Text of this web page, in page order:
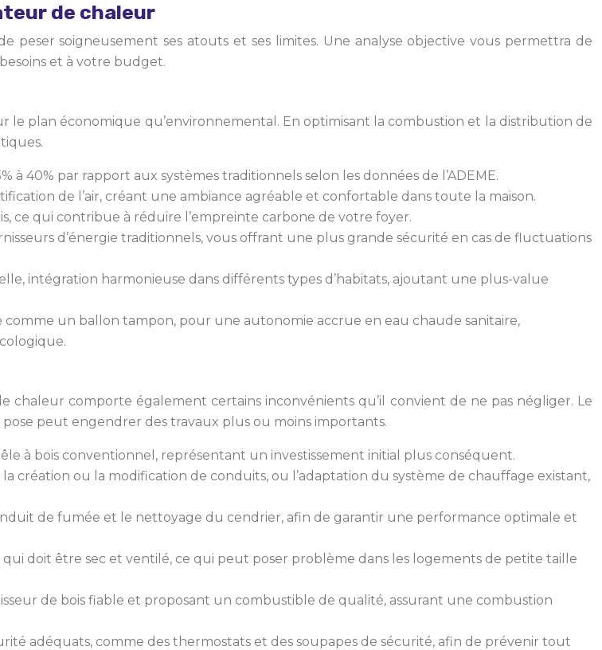
de chaleur
soigneusement ses atouts et ses limites. Une analyse objective vous permettra de
et à votre budget.
plan économique qu’environnemental. En optimisant la combustion et la distribution de
à 40% par rapport aux systèmes traditionnels selon les données de l’ADEME.
de l’air, créant une ambiance agréable et confortable dans toute la maison.
ce qui contribue à réduire l’empreinte carbone de votre foyer.
d’énergie traditionnels, vous offrant une plus grande sécurité en cas de fluctuations
intégration harmonieuse dans différents types d’habitats, ajoutant une plus-value
comme un ballon tampon, pour une autonomie accrue en eau chaude sanitaire,
comporte également certains inconvénients qu’il convient de ne pas négliger. Le
peut engendrer des travaux plus ou moins importants.
à bois conventionnel, représentant un investissement initial plus conséquent.
création ou la modification de conduits, ou l’adaptation du système de chauffage existant,
de fumée et le nettoyage du cendrier, afin de garantir une performance optimale et
qui doit être sec et ventilé, ce qui peut poser problème dans les logements de petite taille
de bois fiable et proposant un combustible de qualité, assurant une combustion
adéquats, comme des thermostats et des soupapes de sécurité, afin de prévenir tout